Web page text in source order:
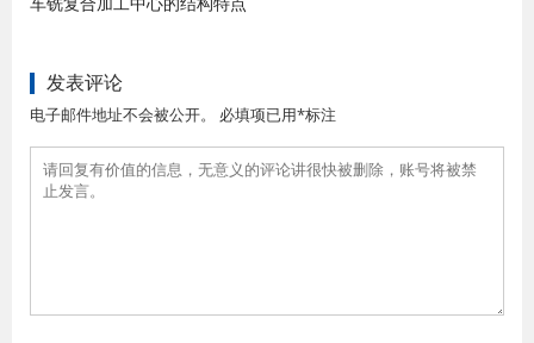
发表评论
电子邮件地址不会被公开。 必填项已用*标注